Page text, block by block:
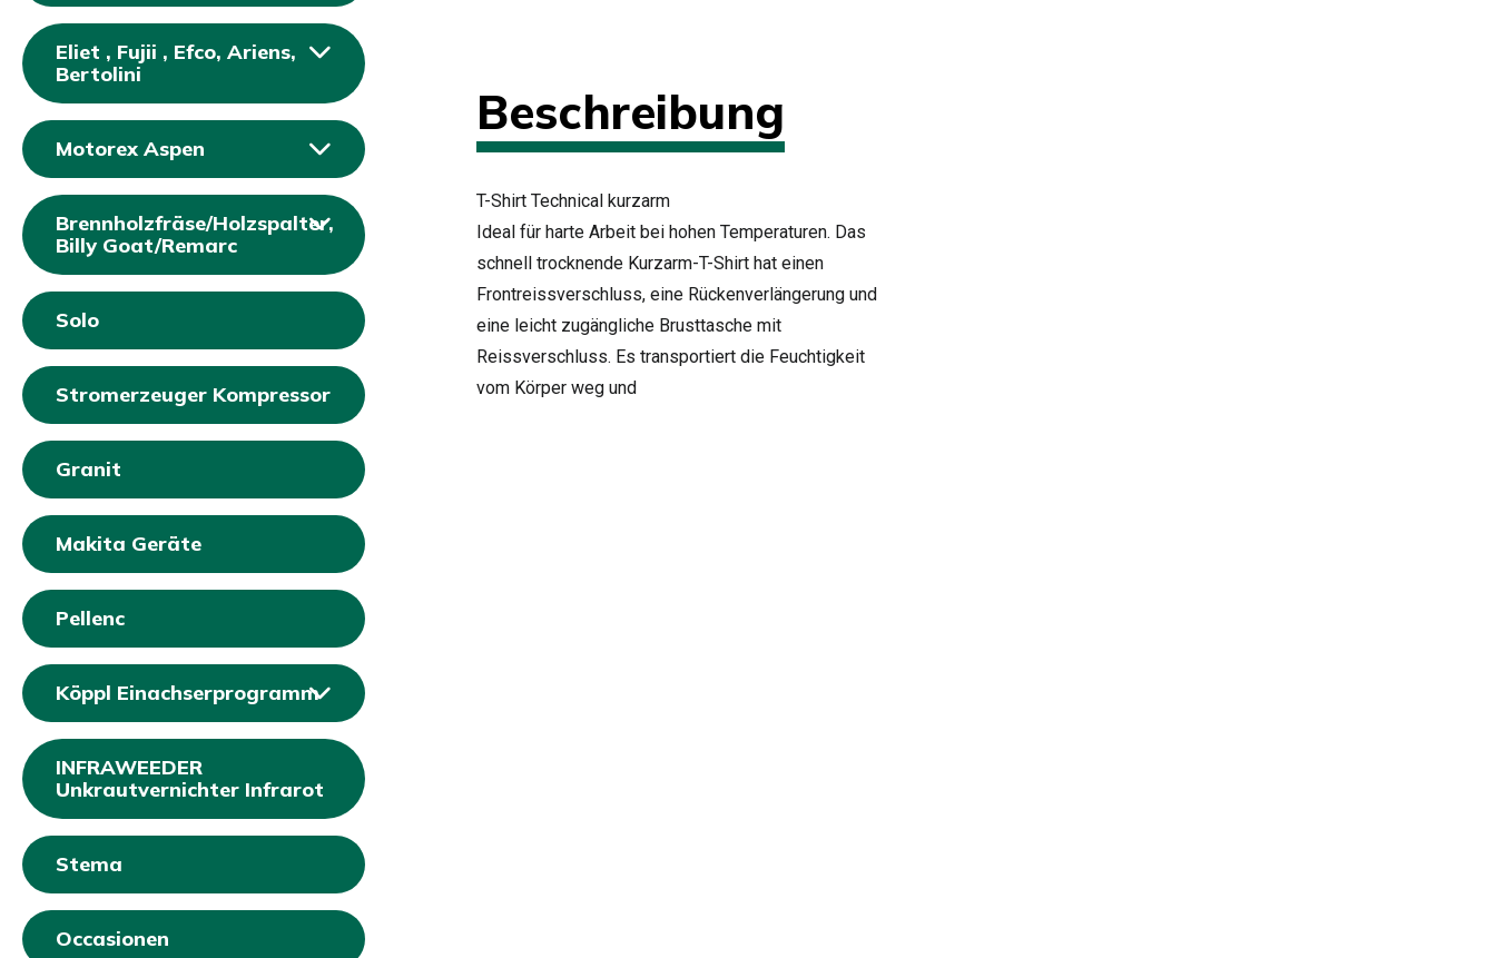
Eliet , Fujii , Efco, Ariens,
Bertolini
Motorex Aspen
Brennholzfräse/Holzspalter,
Billy Goat/Remarc
Solo
Stromerzeuger Kompressor
Granit
Makita Geräte
Pellenc
Köppl Einachserprogramm
INFRAWEEDER
Unkrautvernichter Infrarot
Stema
Occasionen
Beschreibung
T-Shirt Technical kurzarm
Ideal für harte Arbeit bei hohen Temperaturen. Das
schnell trocknende Kurzarm-T-Shirt hat einen
Frontreissverschluss, eine Rückenverlängerung und
eine leicht zugängliche Brusttasche mit
Reissverschluss. Es transportiert die Feuchtigkeit
vom Körper weg und